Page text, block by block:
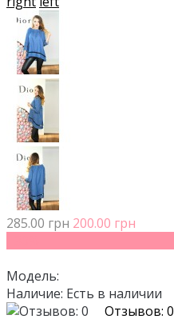
285.00 грн 200.00 грн
Модель:
Наличие: Есть в наличии
Отзывов: 0